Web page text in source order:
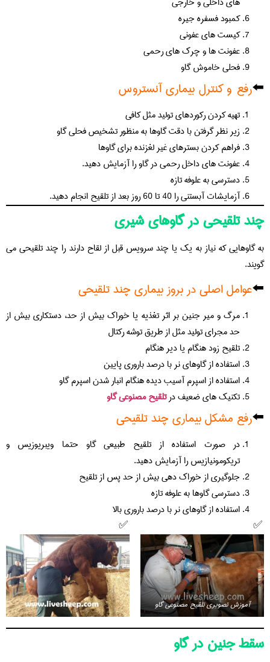
کمبود فسفره جیره
کیست های عفونی
عفونت ها و چرک های رحمی
فحلی خاموش گاو
⬅️رفع و کنترل بیماری آنستروس
تهیه کردن رکوردهای تولید مثل کافی
زیر نظر گرفتن با دقت گاوها به منظور تشخیص فحلی گاو
فراهم کردن بسترهای غیر لغزنده برای گاوها
عفونت های داخل رحمی در گاو را آزمایش دهید.
دسترسی به علوفه تازه
آزمایشات آبستنی را 40 تا 60 روز بعد از تلقیح انجام دهید.
چند تلقیحی در گاوهای شیری
به گاوهایی که نیاز به یک یا چند سرویس قبل از لقاح دارند را چند تلقیحی می
گویند.
⬅️عوامل اصلی در بروز بیماری چند تلقیحی
مرگ و میر جنین بر اثر تغذیه یا خوراک بیش از حد، دستکاری بیش از
حد مجرای تولید مثل از طریق توشه رکتال
تلقیح زود هنگام یا دیر هنگام
استفاده از گاوهای نر با درصد باروری پایین
استفاده از اسپرم آسیب دیده هنگام انبار شدن اسپرم گاو
تکنیک های ضعیف درتلقیح مصنوعی گاو
⬅️رفع مشکل بیماری چند تلقیحی
در صورت استفاده از تلقیح طبیعی گاو حتما ویبریوزیس و
تریکومونیازیس را آزمایش دهید.
جلوگیری از خوراک دهی بیش از حد پس از تلقیح
دسترسی گاوها به علوفه تازه
استفاده از گاوهای نر با درصد باروری بالا
آموزش تصویری تلقیح مصنوعی گاو
سقط جنین در گاو